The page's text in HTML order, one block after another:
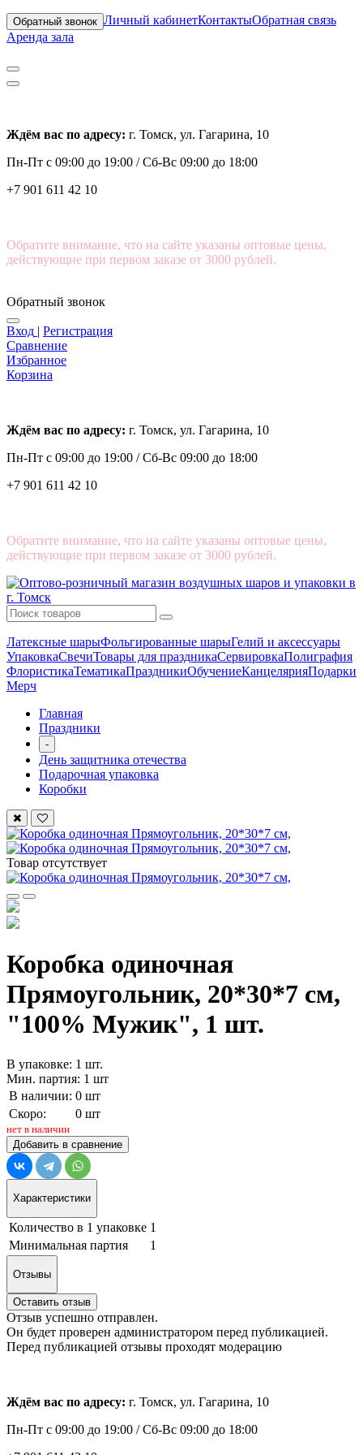
Обратный звонок Личный кабинетКонтактыОбратная связь
Аренда зала
Ждём вас по адресу: г. Томск, ул. Гагарина, 10
Пн-Пт с 09:00 до 19:00 /Сб-Вс 09:00 до 18:00
+7 901 611 42 10
Обратите внимание, что на сайте указаны оптовые цены,
действующие при первом заказе от 3000 рублей.
Обратный звонок
Вход | Регистрация
Сравнение
Избранное
Корзина
Ждём вас по адресу: г. Томск, ул. Гагарина, 10
Пн-Пт с 09:00 до 19:00 /Сб-Вс 09:00 до 18:00
+7 901 611 42 10
Обратите внимание, что на сайте указаны оптовые цены,
действующие при первом заказе от 3000 рублей.
Латексные шарыФольгированные шарыГелий и аксессуары
УпаковкаСвечиТовары для праздникаСервировкаПолиграфия
ФлористикаТематикаПраздникиОбучениеКанцелярияПодарки
Мерч
Главная
Праздники
-
День защитника отечества
Подарочная упаковка
Коробки
Товар отсутствует
Коробка одиночная
Прямоугольник, 20*30*7 см,
"100% Мужик", 1 шт.
В упаковке: 1 шт.
Мин. партия: 1 шт
В наличии: 0 шт
Скоро:
0 шт
нет в наличии
Добавить в сравнение
Характеристики
Количество в 1 упаковке 1
Минимальная партия
1
Отзывы
Оставить отзыв
Отзыв успешно отправлен.
Он будет проверен администратором перед публикацией.
Перед публикацией отзывы проходят модерацию
Ждём вас по адресу: г. Томск, ул. Гагарина, 10
Пн-Пт с 09:00 до 19:00 /Сб-Вс 09:00 до 18:00